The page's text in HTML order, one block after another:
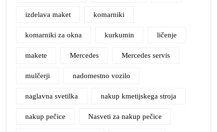
izdelava maket komarniki
komarniki za okna kurkumin ličenje
makete Mercedes Mercedes servis
mulčerji nadomestno vozilo
naglavna svetilka nakup kmetijskega stroja
nakup pečice Nasveti za nakup pečice